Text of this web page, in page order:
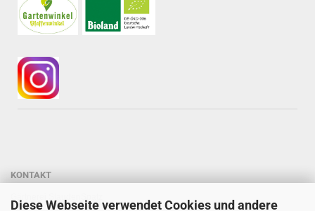
Diese Webseite verwendet Cookies und andere
KONTAKT